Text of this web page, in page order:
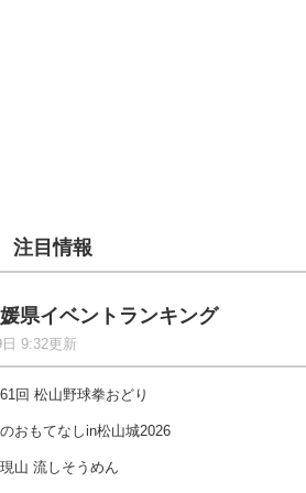
注目情報
県イベントランキング
9:32更新
回 松山野球拳おどり
おもてなしin松山城2026
山 流しそうめん